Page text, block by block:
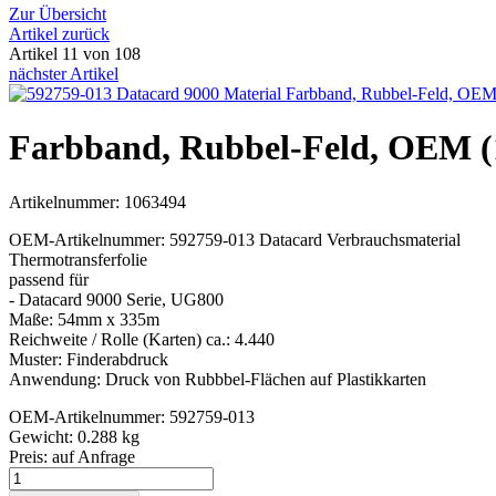
Zur Übersicht
Artikel zurück
Artikel 11 von 108
nächster Artikel
Farbband, Rubbel-Feld, OEM
Artikelnummer: 1063494
OEM-Artikelnummer: 592759-013 Datacard Verbrauchsmaterial
Thermotransferfolie
passend für
- Datacard 9000 Serie, UG800
Maße: 54mm x 335m
Reichweite / Rolle (Karten) ca.: 4.440
Muster: Finderabdruck
Anwendung: Druck von Rubbbel-Flächen auf Plastikkarten
OEM-Artikelnummer: 592759-013
Gewicht: 0.288 kg
Preis: auf Anfrage